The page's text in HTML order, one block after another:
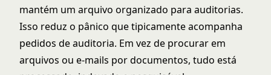
mantém um arquivo organizado para auditorias.
Isso reduz o pânico que tipicamente acompanha
pedidos de auditoria. Em vez de procurar em
arquivos ou e-mails por documentos, tudo está